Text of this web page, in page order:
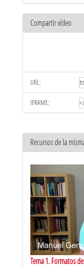
Compartir vídeo
URL:
IFRAME:
Recursos de la
Tema 1. Formatos